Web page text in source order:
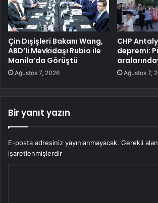
Çin Dışişleri Bakanı Wang,
ABD’li Mevkidaşı Rubio ile
Manila’da Görüştü
Ağustos 7, 2026
CHP
depremi:
Ağustos 7,
Bir yanıt yazın
E-posta adresiniz yayınlanmayacak. Gerekli
işaretlenmişlerdir